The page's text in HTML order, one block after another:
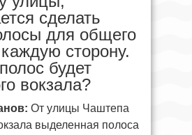
сделать
для общего
сторону.
будет
вокзала?
От улицы Чаштепа
выделенная полоса